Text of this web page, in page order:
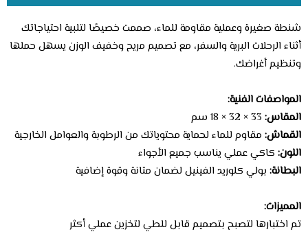
شنطة صغيرة وعملية مقاومة للماء، صممت خصيصًا لتلبية احتياجاتك
أثناء الرحلات البرية والسفر، مع تصميم مريح وخفيف الوزن يسهل حملها
وتنظيم أغراضك.
المواصفات الفنية:
المقاس:
القماش: مقاوم للماء لحماية محتوياتك من الرطوبة والعوامل الخارجية
اللون: كاكي عملي يناسب جميع الأجواء
البطانة: بولي كلوريد الفينيل لضمان متانة وقوة إضافية
المميزات:
تم اختبارها لتصبح بتصميم قابل للطي لتخزين عملي أكثر